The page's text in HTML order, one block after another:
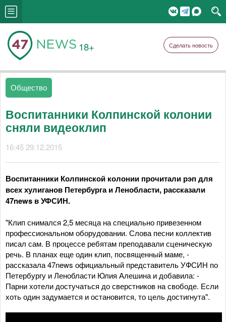
18+ Сделать новость
Общество
Воспитанники Колпинской колонии
сняли видеоклип
16:45 29.12.2015
Воспитанники Колпинской колонии прочитали рэп для
всех хулиганов Петербурга и Ленобласти, рассказали
47news в УФСИН.
"Клип снимался 2,5 месяца на специально привезенном
профессиональном оборудовании. Слова песни коллектив
писал сам. В процессе ребятам преподавали сценическую
речь. В планах еще один клип, посвященный маме, -
рассказала 47news официальный представитель УФСИН по
Петербургу и Ленобласти Юлия Алешина и добавила: -
Парни хотели достучаться до сверстников на свободе. Если
хоть один задумается и остановится, то цель достигнута".